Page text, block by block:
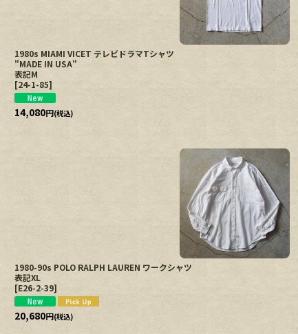
1980s MIAMI VICET テレビドラマTシャツ
"MADE IN USA"
表記M
[24-1-85]
14,080円(税込)
1980-90s POLO RALPH LAUREN ワークシャツ
表記XL
[E26-2-39]
20,680円(税込)